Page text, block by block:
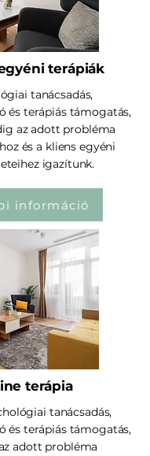
terápiák
tanácsadás,
és terápiás támogatás,
az adott probléma
és a kliens egyéni
igazítunk.
információ
terápia
tanácsadás,
és terápiás támogatás,
adott probléma